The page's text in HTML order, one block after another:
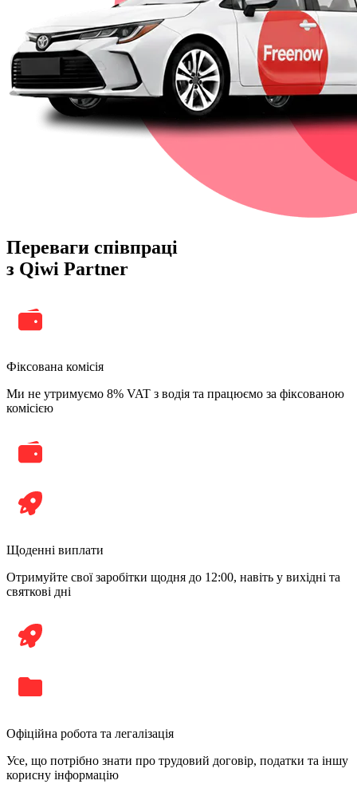
Переваги співпраці
з Qiwi Partner
Фіксована комісія
Ми не утримуємо 8% VAT з водія та працюємо за фіксованою
комісією
Щоденні виплати
Отримуйте свої заробітки щодня до 12:00, навіть у вихідні та
святкові дні
Офіційна робота та легалізація
Усе, що потрібно знати про трудовий договір, податки та іншу
корисну інформацію